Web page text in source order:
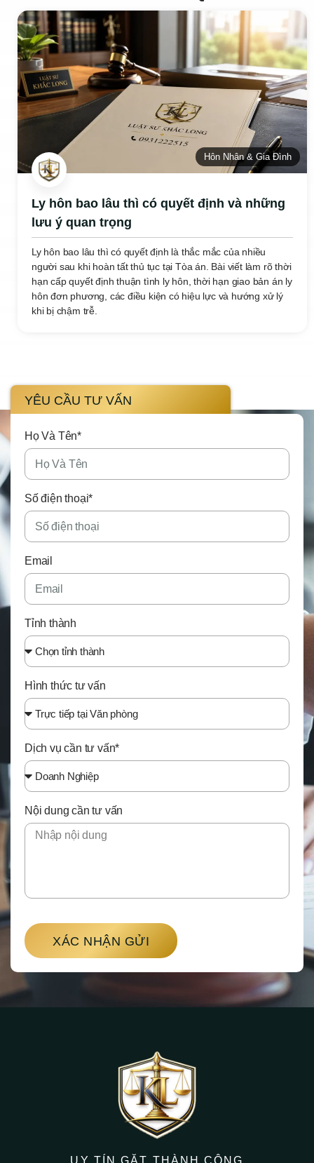
Hôn Nhân & Gia Đình
Ly hôn bao lâu thì có quyết định và những
lưu ý quan trọng
Ly hôn bao lâu thì có quyết định là thắc mắc của nhiều
người sau khi hoàn tất thủ tục tại Tòa án. Bài viết làm rõ thời
hạn cấp quyết định thuận tình ly hôn, thời hạn giao bản án ly
hôn đơn phương, các điều kiện có hiệu lực và hướng xử lý
khi bị chậm trễ.
YÊU CẦU TƯ VẤN
Họ Và Tên*
Số điện thoại*
Email
Tỉnh thành
Hình thức tư vấn
Dịch vụ cần tư vấn*
Nội dung cần tư vấn
XÁC NHẬN GỬI